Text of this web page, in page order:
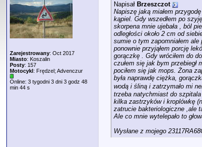
Zarejestrowany: Oct 2017
Miasto: Koszalin
Posty: 157
Motocykl: Frędzel; Advenczur
Online: 3 tygodni 3 dni 3 godz 48
min 44 s
Napisał Brzeszczot
Napiszę jaką miałem
kąpiel. Gdy wszedłem po
skorpena mnie ujebała , ból
odległości około 2 cm od
sumie o tym zapomniałem
ponownie przyjąłem porcję
gorączkę . Gdy wróciłem do
czułem się jak bym przebiegł
pociłem się jak mops. Żona
była naprawdę ciężka,
wodą i śliną i zatrzymało mi
trzeba natychmiast do
kilka zastrzyków i kroplówkę
zatrucie bakteriologiczne ,ale
Ale co mnie wytelepało to
Wysłane z mojego